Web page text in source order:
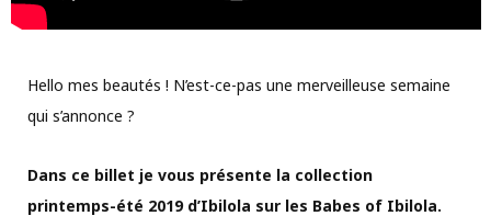
Hello mes beautés ! N’est-ce-pas une merveilleuse semaine
qui s’annonce ?
Dans ce billet je vous présente la collection
printemps-été 2019 d’Ibilola sur les Babes of Ibilola.